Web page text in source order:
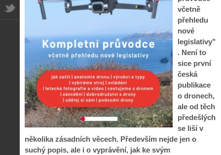
včetně
přehledu
nové
legislativy"
. Není to
sice první
česká
publikace
o dronech,
ale od těch
předešlých
se liší v
několika zásadních věcech. Především nejde jen o
suchý popis, ale i o vyprávění, jak ke svým